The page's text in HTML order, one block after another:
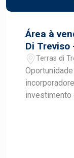
Área à
Di Treviso
Terras di
incorporadores Excelente
investimento
Área com
nas
Piracicaba,